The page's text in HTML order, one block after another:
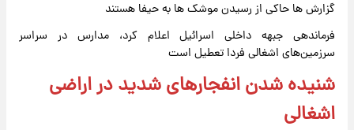
گزارش ها حاکی از رسیدن موشک ها به حیفا هستند
فرماندهی جبهه داخلی اسرائیل اعلام کرد، مدارس در سراسر
سرزمین‌های اشغالی فردا تعطیل است
شنیده شدن انفجارهای شدید در اراضی
اشغالی